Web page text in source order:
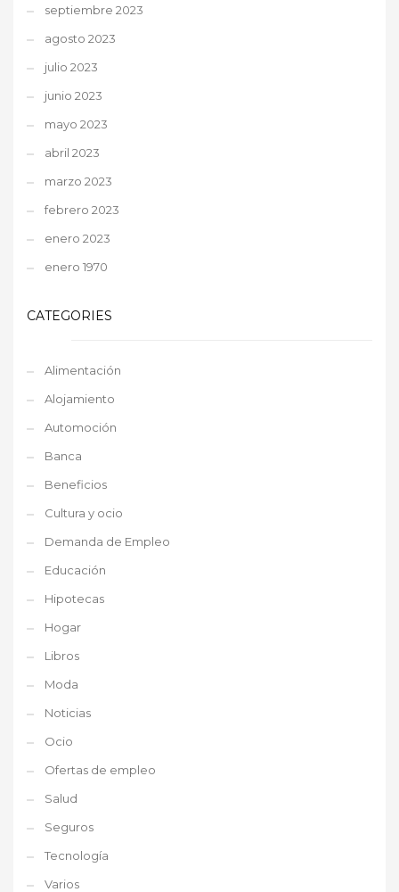
septiembre 2023
agosto 2023
julio 2023
junio 2023
mayo 2023
abril 2023
marzo 2023
febrero 2023
enero 2023
enero 1970
CATEGORIES
Alimentación
Alojamiento
Automoción
Banca
Beneficios
Cultura y ocio
Demanda de Empleo
Educación
Hipotecas
Hogar
Libros
Moda
Noticias
Ocio
Ofertas de empleo
Salud
Seguros
Tecnología
Varios